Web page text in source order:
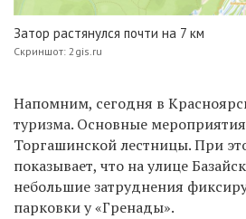
Затор растянулся почти на 7 км
Скриншот: 2gis.ru
Напомним, сегодня в
туризма. Основные
Торгашинской лестницы. При
показывает, что на улице
небольшие затруднения
парковки у«Гренады».